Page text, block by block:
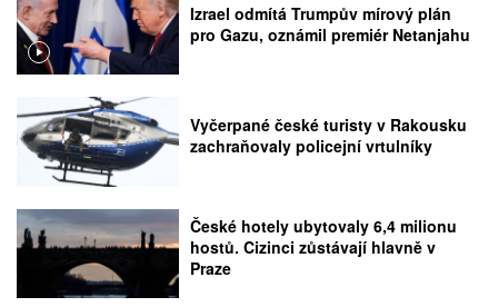
Izrael odmítá Trumpův mírový plán
pro Gazu, oznámil premiér Netanjahu
Vyčerpané české turisty v Rakousku
zachraňovaly policejní vrtulníky
České hotely ubytovaly 6,4 milionu
hostů. Cizinci zůstávají hlavně v
Praze